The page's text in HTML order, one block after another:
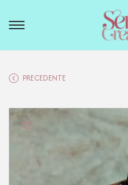
PRECEDENTE